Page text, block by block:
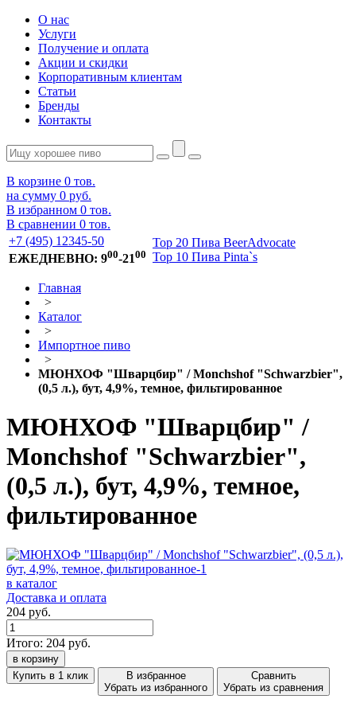
О нас
Услуги
Получение и оплата
Акции и скидки
Корпоративным клиентам
Статьи
Бренды
Контакты
В корзине 0 тов.
на сумму 0 руб.
В избранном 0 тов.
В сравнении 0 тов.
+7 (495) 12345-50
ЕЖЕДНЕВНО: 900-2100
Top 20 Пива BeerAdvocate
Top 10 Пива Pinta`s
Главная
>
Каталог
>
Импортное пиво
>
МЮНХОФ "Шварцбир" / Monchshof "Schwarzbier",
(0,5 л.), бут, 4,9%, темное, фильтированное
МЮНХОФ "Шварцбир" /
Monchshof "Schwarzbier",
(0,5 л.), бут, 4,9%, темное,
фильтированное
в каталог
Доставка и оплата
204 руб.
Итого: 204 руб.
в корзину
Купить в 1 клик
В избранное
Убрать из избранного
Сравнить
Убрать из сравнения